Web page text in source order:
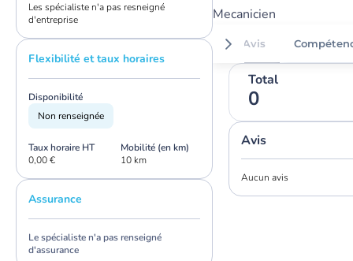
Les spécialiste n'a pas resneigné
d'entreprise
Flexibilité et taux horaires
Disponibilité
Non renseignée
Taux horaire HT
0,00 €
Mobilité (en km)
10 km
Assurance
Le spécialiste n'a pas renseigné
d'assurance
Mecanicien
Avis
Total
0
Avis
Aucun avis